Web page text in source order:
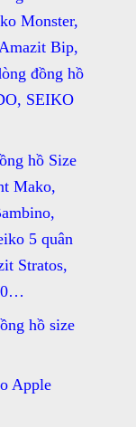
Monster,
Bip,
đồng hồ
SEIKO
hồ Size
Mako,
5 quân
Stratos,
hồ size
Apple